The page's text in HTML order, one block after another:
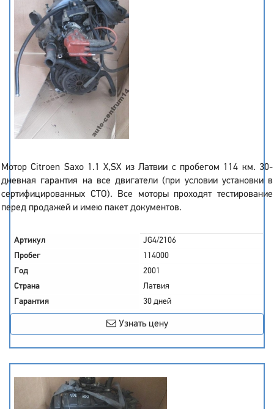
Мотор Citroen Saxo 1.1 X,SX из Латвии с пробегом 114 км. 30-
дневная гарантия на все двигатели (при условии установки в
сертифицированных СТО). Все моторы проходят тестирование
перед продажей и имею пакет документов.
Артикул
JG4/2106
Пробег
114000
Год
2001
Страна
Латвия
Гарантия
30 дней
Узнать цену